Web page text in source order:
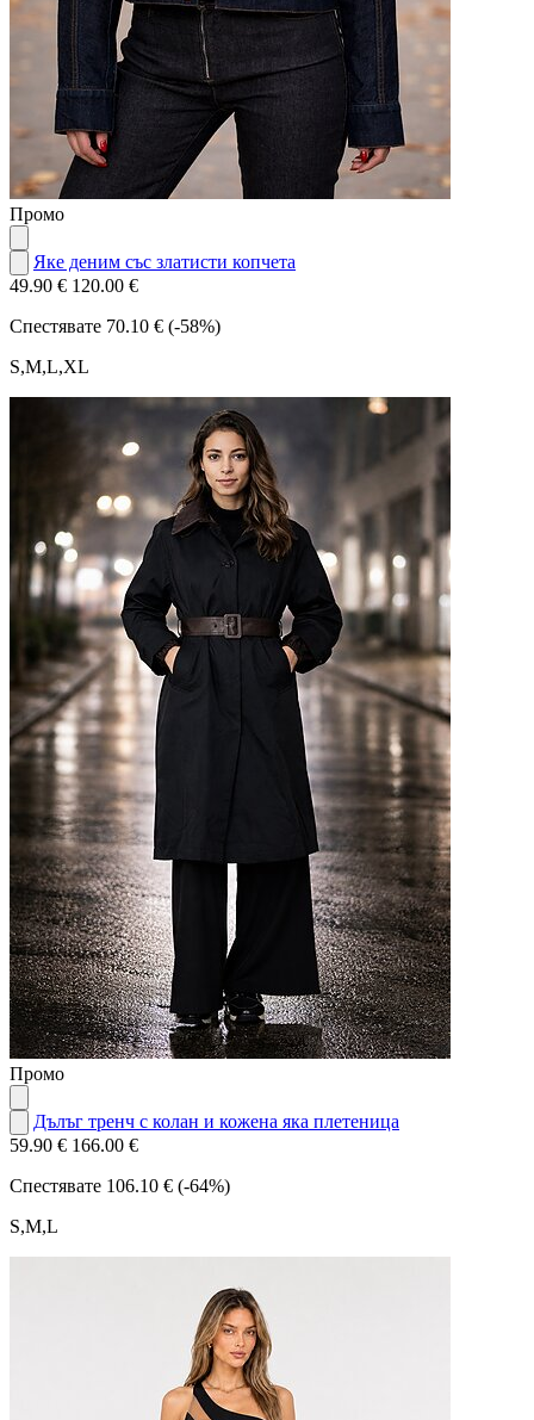
Промо
Яке деним със златисти копчета
49.90 € 120.00 €
Спестявате 70.10 € (-58%)
S,M,L,XL
Промо
Дълъг тренч с колан и кожена яка плетеница
59.90 € 166.00 €
Спестявате 106.10 € (-64%)
S,M,L